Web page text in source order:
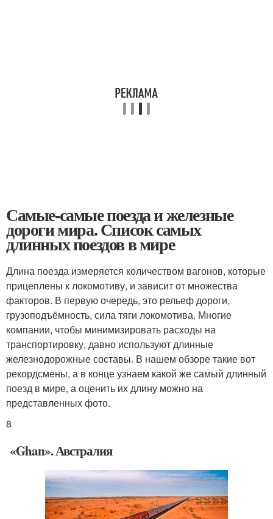
Самые-самые поезда и железные
дороги мира. Список самых
длинных поездов в мире
Длина поезда измеряется количеством вагонов, которые
прицеплены к локомотиву, и зависит от множества
факторов. В первую очередь, это рельеф дороги,
грузоподъёмность, сила тяги локомотива. Многие
компании, чтобы минимизировать расходы на
транспортировку, давно используют длинные
железнодорожные составы. В нашем обзоре такие вот
рекордсмены, а в конце узнаем какой же самый длинный
поезд в мире, а оценить их длину можно на
представленных фото.
8
«Ghan». Австралия